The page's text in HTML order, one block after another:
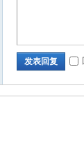
发表回复